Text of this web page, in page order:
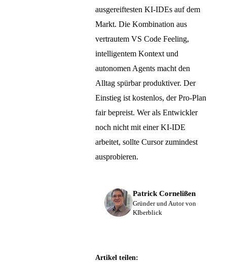
ausgereiftesten KI-IDEs auf dem
Markt. Die Kombination aus
vertrautem VS Code Feeling,
intelligentem Kontext und
autonomen Agents macht den
Alltag spürbar produktiver. Der
Einstieg ist kostenlos, der Pro-Plan
fair bepreist. Wer als Entwickler
noch nicht mit einer KI-IDE
arbeitet, sollte Cursor zumindest
ausprobieren.
Patrick Cornelißen
Gründer und Autor von
KIberblick
Artikel teilen: